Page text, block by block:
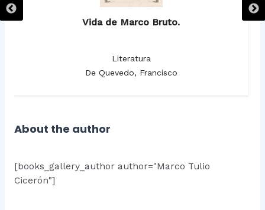
Vida de Marco Bruto.
Literatura
De Quevedo, Francisco
About the author
[books_gallery_author author="Marco Tulio
Cicerón"]